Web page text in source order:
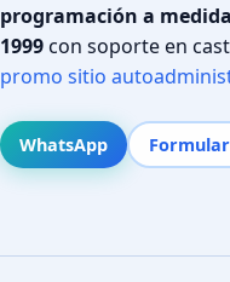
programación a medida
1999con soporte en
promo sitio
WhatsApp